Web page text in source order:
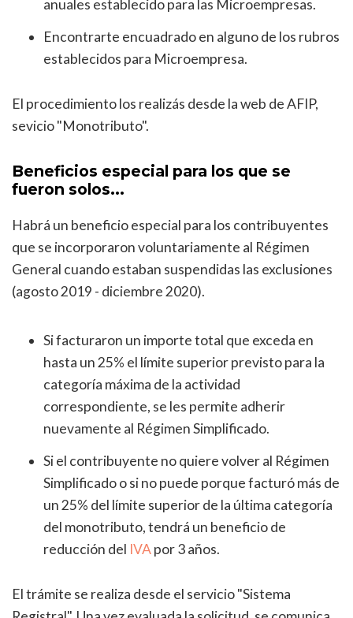
anuales establecido para las Microempresas.
Encontrarte encuadrado en alguno de los rubros
establecidos para Microempresa.
El procedimiento los realizás desde la web de AFIP,
sevicio "Monotributo".
Beneficios especial para los que se
fueron solos...
Habrá un beneficio especial para los contribuyentes
que se incorporaron voluntariamente al Régimen
General cuando estaban suspendidas las exclusiones
(agosto 2019 - diciembre 2020).
Si facturaron un importe total que exceda en
hasta un 25% el límite superior previsto para la
categoría máxima de la actividad
correspondiente, se les permite adherir
nuevamente al Régimen Simplificado.
Si el contribuyente no quiere volver al Régimen
Simplificado o si no puede porque facturó más de
un 25% del límite superior de la última categoría
del monotributo, tendrá un beneficio de
reducción del IVApor 3 años.
El trámite se realiza desde el servicio "Sistema